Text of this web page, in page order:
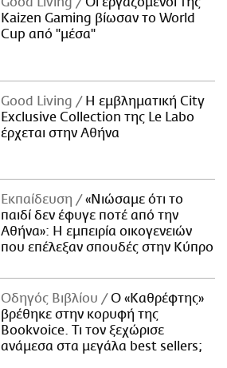
Kaizen Gaming βίωσαν το World
Cup από "μέσα"
Good Living
Η εμβληματική City
Exclusive Collection της Le Labo
έρχεται στην Αθήνα
Εκπαίδευση
«Νιώσαμε ότι το
παιδί δεν έφυγε ποτέ από την
Αθήνα»: Η εμπειρία οικογενειών
που επέλεξαν σπουδές στην Κύπρο
Οδηγός Βιβλίου
Ο «Καθρέφτης»
βρέθηκε στην κορυφή της
Bookvoice. Τι τον ξεχώρισε
ανάμεσα στα μεγάλα best sellers;